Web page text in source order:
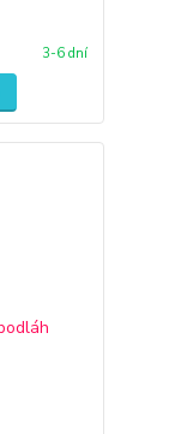
3-6 dní